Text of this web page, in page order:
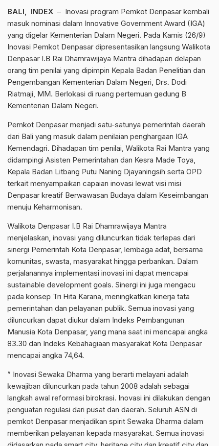
BALI, INDEX – Inovasi program Pemkot Denpasar kembali
masuk nominasi dalam Innovative Government Award (IGA)
yang digelar Kementerian Dalam Negeri. Pada Kamis (26/9)
Inovasi Pemkot Denpasar dipresentasikan langsung Walikota
Denpasar I.B Rai Dhamrawijaya Mantra dihadapan delapan
orang tim penilai yang dipimpin Kepala Badan Penelitian dan
Pengembangan Kementerian Dalam Negeri, Drs. Dodi
Riatmaji, MM. Berlokasi di ruang pertemuan gedung B
Kementerian Dalam Negeri.
Pemkot Denpasar menjadi satu-satunya pemerintah daerah
dari Bali yang masuk dalam penilaian penghargaan IGA
Kemendagri. Dihadapan tim penilai, Walikota Rai Mantra yang
didampingi Asisten Pemerintahan dan Kesra Made Toya,
Kepala Badan Litbang Putu Naning Djayaningsih serta OPD
terkait menyampaikan capaian inovasi lewat visi misi
Denpasar kreatif Berwawasan Budaya dalam Keseimbangan
menuju Keharmonisan.
Walikota Denpasar I.B Rai Dhamrawijaya Mantra
menjelaskan, inovasi yang diluncurkan tidak terlepas dari
sinergi Pemerintah Kota Denpasar, lembaga adat, bersama
komunitas, swasta, masyarakat hingga perbankan. Dalam
perjalanannya implementasi inovasi ini dapat mencapai
sustainable development goals. Sinergi ini juga mengacu
pada konsep Tri Hita Karana, meningkatkan kinerja tata
pemerintahan dan pelayanan publik. Semua inovasi yang
diluncurkan dapat diukur dalam Indeks Pembangunan
Manusia Kota Denpasar, yang mana saat ini mencapai angka
83.30 dan Indeks Kebahagiaan masyarakat Kota Denpasar
mencapai angka 74,64.
” Inovasi Sewaka Dharma yang berarti melayani adalah
kewajiban diluncurkan pada tahun 2008 adalah sebagai
langkah awal reformasi birokrasi. Inovasi ini dilakukan dengan
penguatan regulasi dari pusat dan daerah. Seluruh ASN di
pemkot Denpasar menjadikan spirit Sewaka Dharma dalam
memberikan pelayanan kepada masyarakat. Semua inovasi